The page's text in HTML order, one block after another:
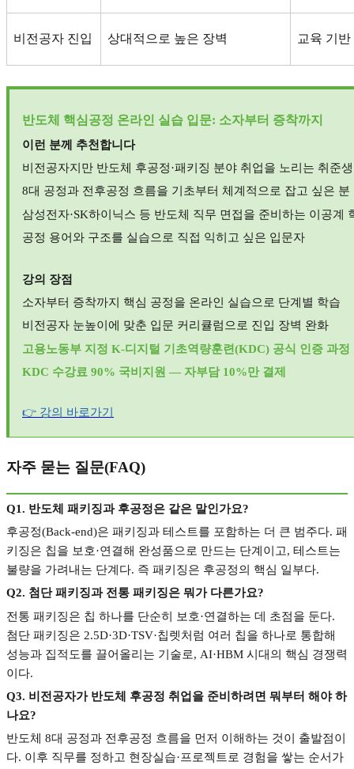
비전공자 진입 상대적으로 높은 장벽 교육 기
반도체 핵심공정 온라인 실습 입문: 소자부터 증착까지
이런 분께 추천합니다
비전공자지만 반도체 후공정·패키징 분야 취업을 노리는 취준생
8대 공정과 전후공정 흐름을 기초부터 체계적으로 잡고 싶은 분
삼성전자·SK하이닉스 등 반도체 직무 면접을 준비하는 이공계
공정 용어와 구조를 실습으로 직접 익히고 싶은 입문자
강의 장점
소자부터 증착까지 핵심 공정을 온라인 실습으로 단계별 학습
비전공자 눈높이에 맞춘 입문 커리큘럼으로 진입 장벽 완화
고용노동부 지정 K-디지털 기초역량훈련(KDC) 공식 인증 과정
KDC 수강료 90% 국비지원 — 자부담10%만 결제
👉 강의 바로가기
자주 묻는 질문(FAQ)
Q1. 반도체 패키징과 후공정은 같은 말인가요?
후공정(Back-end)은 패키징과 테스트를 포함하는 더 큰 범주다. 패
키징은 칩을 보호·연결해 완성품으로 만드는 단계이고, 테스트는
불량을 가려내는 단계다. 즉 패키징은 후공정의 핵심 일부다.
Q2. 첨단 패키징과 전통 패키징은 뭐가 다른가요?
전통 패키징은 칩 하나를 단순히 보호·연결하는 데 초점을 둔다.
첨단 패키징은 2.5D·3D·TSV·칩렛처럼 여러 칩을 하나로 통합해
성능과 집적도를 끌어올리는 기술로, AI·HBM 시대의 핵심 경쟁력
이다.
Q3. 비전공자가 반도체 후공정 취업을 준비하려면 뭐부터 해야 하
나요?
반도체 8대 공정과 전후공정 흐름을 먼저 이해하는 것이 출발점이
다. 이후 직무를 정하고 현장실습·프로젝트로 경험을 쌓는 순서가